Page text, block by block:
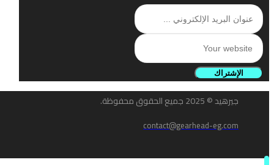
الإشتراك
جيرهيد © 2025 جميع الحقوق محفوظة.
contact@gearhead-eg.com